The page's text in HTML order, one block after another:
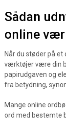
Sådan
online
Når du støder på
værktøjer være din
papirudgaven og
fra betydning,
Mange online
ord med bestemte